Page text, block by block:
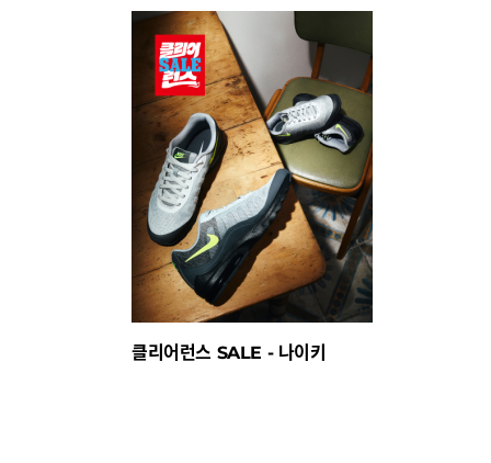
클리어런스 SALE - 나이키